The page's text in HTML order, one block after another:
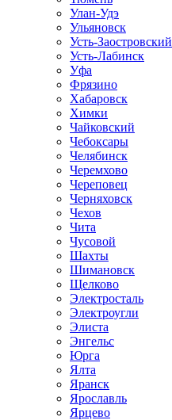
Улан-Удэ
Ульяновск
Усть-Заостровский
Усть-Лабинск
Уфа
Фрязино
Хабаровск
Химки
Чайковский
Чебоксары
Челябинск
Черемхово
Череповец
Черняховск
Чехов
Чита
Чусовой
Шахты
Шимановск
Щелково
Электросталь
Электроугли
Элиста
Энгельс
Юрга
Ялта
Яранск
Ярославль
Ярцево